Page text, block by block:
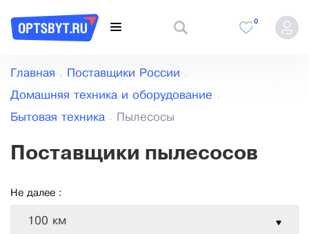
0
Главная Поставщики России
Домашняя техника и оборудование
Бытовая техника Пылесосы
Поставщики пылесосов
Не далее :
100 км